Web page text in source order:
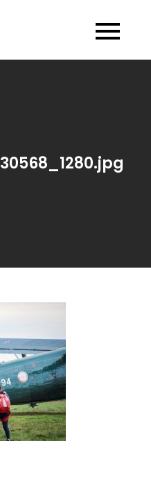
Nakshop.no